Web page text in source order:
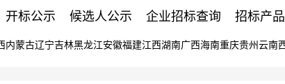
开标公示 候选人公示 企业招标查询 招标产
内蒙古辽宁吉林黑龙江安徽福建江西湖南广西海南重庆贵州 云南